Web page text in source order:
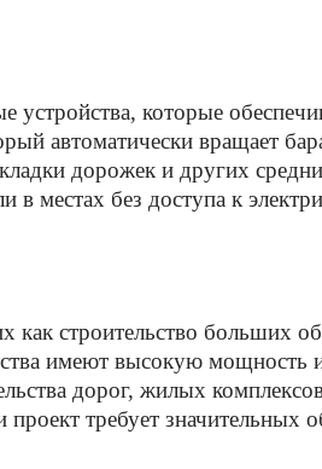
которые
автоматически вращает
дорожек и других
местах без доступа к
строительство больших
имеют высокую мощность
дорог, жилых
проект требует